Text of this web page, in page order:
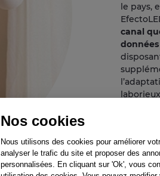
Nos cookies
Nous utilisons des cookies pour améliorer
analyser le trafic du site et proposer des
personnalisées. En cliquant sur 'Ok', vous
le pays,
canal
mettre
En
qui les a
offrait